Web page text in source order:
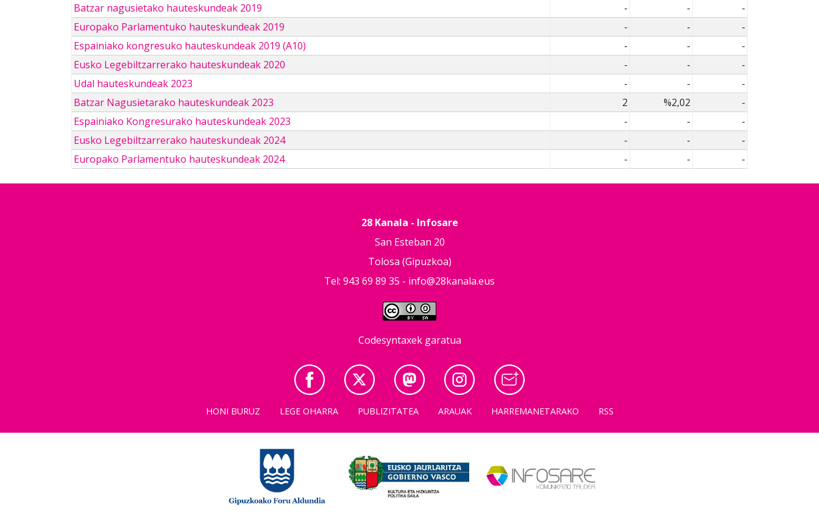
Batzar nagusietako hauteskundeak 2019
- -
-
Europako Parlamentuko hauteskundeak 2019
- -
-
Espainiako kongresuko hauteskundeak 2019 (A10)
- -
-
Eusko Legebiltzarrerako hauteskundeak 2020
- -
-
Udal hauteskundeak 2023
- -
-
Batzar Nagusietarako hauteskundeak 2023
2 %2,02
-
Espainiako Kongresurako hauteskundeak 2023
- -
-
Eusko Legebiltzarrerako hauteskundeak 2024
- -
-
Europako Parlamentuko hauteskundeak 2024
- - -
28 Kanala - Infosare
San Esteban 20
Tolosa (Gipuzkoa)
Tel: 943 69 89 35 - info@28kanala.eus
Codesyntaxek garatua
HONI BURUZ LEGE OHARRA PUBLIZITATEA ARAUAK HARREMANETARAKO RSS